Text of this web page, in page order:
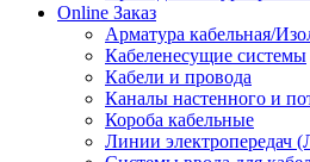
Online Заказ
Арматура кабельная/
Кабеленесущие системы
Кабели и провода
Каналы настенного и
Короба кабельные
Линии электропередач